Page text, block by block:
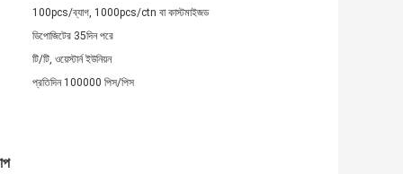
100pcs/ব্যাগ, 1000pcs/ctn বা কাস্টমাইজড
ডিপোজিটের 35দিন পরে
টি/টি, ওয়েস্টার্ন ইউনিয়ন
প্রতিদিন 100000 পিস/পিস